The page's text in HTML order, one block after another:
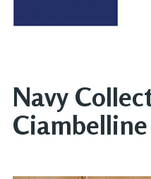
Navy